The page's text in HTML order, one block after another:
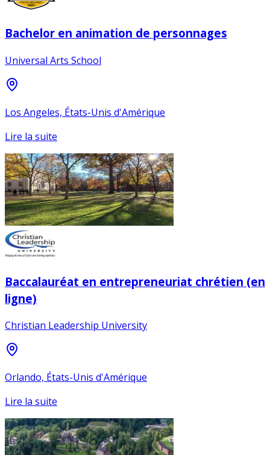
Bachelor en animation de personnages
Universal Arts School
Los Angeles, États-Unis d'Amérique
Lire la suite
Baccalauréat en entrepreneuriat chrétien (en
ligne)
Christian Leadership University
Orlando, États-Unis d'Amérique
Lire la suite